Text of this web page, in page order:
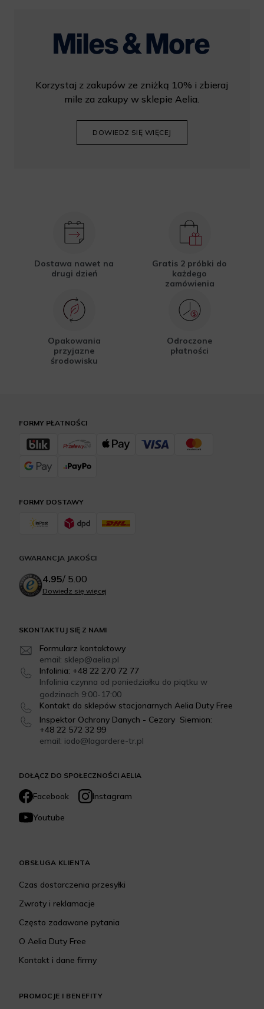
Korzystaj z zakupów ze zniżką 10% i zbieraj
mile za zakupy w sklepie Aelia.
DOWIEDZ SIĘ WIĘCEJ
Dostawa nawet na
drugi dzień
Gratis 2 próbki do
każdego
zamówienia
Opakowania
przyjazne
środowisku
Odroczone
płatności
DOŁĄCZ DO SPOŁECZNOŚCI AELIA
Facebook
Instagram
Youtube
SKONTAKTUJ SIĘ Z NAMI
Formularz kontaktowy
email: sklep@aelia.pl
Infolinia: +48 22 270 72 77
Infolinia czynna od poniedziałku do piątku w
godzinach 9:00-17:00
Kontakt do sklepów stacjonarnych Aelia Duty Free
Inspektor Ochrony Danych - Cezary Siemion:
+48 22 572 32 99
email: iodo@lagardere-tr.pl
FORMY DOSTAWY
FORMY PŁATNOŚCI
OBSŁUGA KLIENTA
Czas dostarczenia przesyłki
Zwroty i reklamacje
Często zadawane pytania
O Aelia Duty Free
Kontakt i dane firmy
PROMOCJE I BENEFITY
GWARANCJA JAKOŚCI
4.95/ 5.00
Dowiedz się więcej